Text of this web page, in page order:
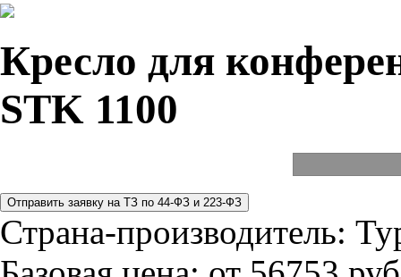
Кресло для
STK 1100
Страна-производитель: